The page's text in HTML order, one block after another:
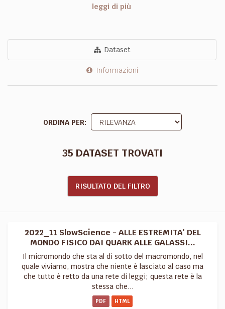
leggi di più
Dataset
Informazioni
ORDINA PER
35 DATASET TROVATI
RISULTATO DEL FILTRO
2022_11 SlowScience - ALLE ESTREMITA' DEL
MONDO FISICO DAI QUARK ALLE GALASSI...
Il micromondo che sta al di sotto del macromondo, nel
quale viviamo, mostra che niente è lasciato al caso ma
che tutto è retto da una rete di leggi; questa rete è la
stessa che...
PDF HTML